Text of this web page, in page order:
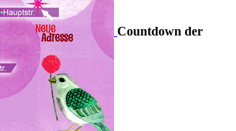
Countdown der